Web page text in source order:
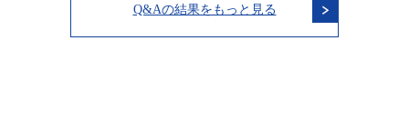
Q&Aの結果をもっと見る